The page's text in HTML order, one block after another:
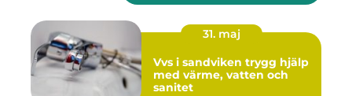
31. maj
Vvs i sandviken trygg hjälp
med värme, vatten och
sanitet